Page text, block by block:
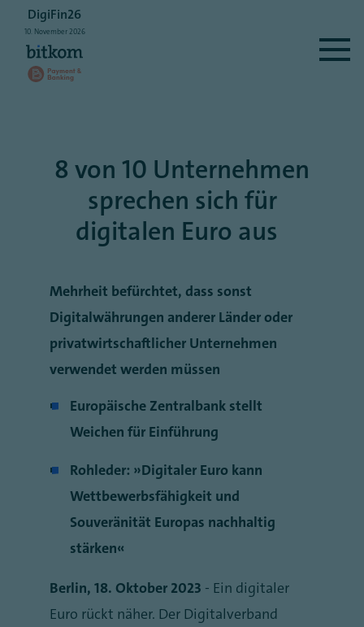
8 von 10 Unternehmen
sprechen sich für
digitalen Euro aus
Mehrheit befürchtet, dass sonst
Digitalwährungen anderer Länder oder
privatwirtschaftlicher Unternehmen
verwendet werden müssen
Europäische Zentralbank stellt
Weichen für Einführung
Rohleder: „Digitaler Euro kann
Wettbewerbsfähigkeit und
Souveränität Europas nachhaltig
stärken“
Berlin, 18. Oktober 2023 - Ein digitaler
Euro rückt näher. Der Digitalverband
DigiFin26
10. November2026